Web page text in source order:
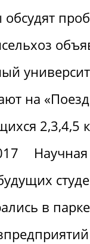
на
2,3,4,5
в